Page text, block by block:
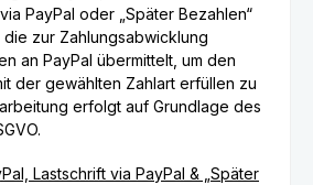
PayPal oder „Später Bezahlen“
zur Zahlungsabwicklung
an PayPal übermittelt, um den
der gewählten Zahlart erfüllen zu
erfolgt auf Grundlage des
Lastschrift via PayPal & „Später